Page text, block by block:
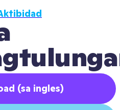
(sa ingles)